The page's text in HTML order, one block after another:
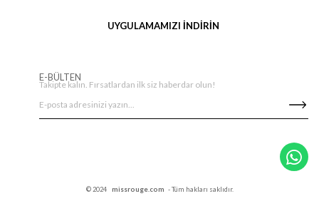
UYGULAMAMIZI İNDİRİN
E-BÜLTEN
Takipte kalın. Fırsatlardan ilk siz haberdar olun!
© 2024 missrouge.com - Tüm hakları saklıdır.